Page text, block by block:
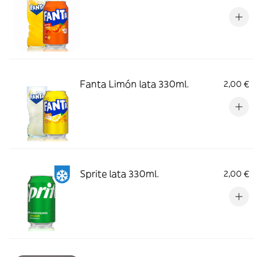
Fanta Limón lata 330ml. 2,00 €
Sprite lata 330ml. 2,00 €